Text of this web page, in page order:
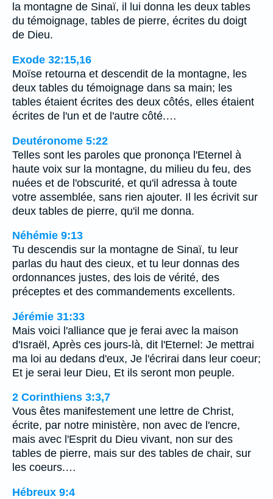
la montagne de Sinaï, il lui donna les deux tables
du témoignage, tables de pierre, écrites du doigt
de Dieu.
Exode 32:15,16
Moïse retourna et descendit de la montagne, les
deux tables du témoignage dans sa main; les
tables étaient écrites des deux côtés, elles étaient
écrites de l'un et de l'autre côté.…
Deutéronome 5:22
Telles sont les paroles que prononça l'Eternel à
haute voix sur la montagne, du milieu du feu, des
nuées et de l'obscurité, et qu'il adressa à toute
votre assemblée, sans rien ajouter. Il les écrivit sur
deux tables de pierre, qu'il me donna.
Néhémie 9:13
Tu descendis sur la montagne de Sinaï, tu leur
parlas du haut des cieux, et tu leur donnas des
ordonnances justes, des lois de vérité, des
préceptes et des commandements excellents.
Jérémie 31:33
Mais voici l'alliance que je ferai avec la maison
d'Israël, Après ces jours-là, dit l'Eternel: Je mettrai
ma loi au dedans d'eux, Je l'écrirai dans leur coeur;
Et je serai leur Dieu, Et ils seront mon peuple.
2 Corinthiens 3:3,7
Vous êtes manifestement une lettre de Christ,
écrite, par notre ministère, non avec de l'encre,
mais avec l'Esprit du Dieu vivant, non sur des
tables de pierre, mais sur des tables de chair, sur
les coeurs.…
Hébreux 9:4